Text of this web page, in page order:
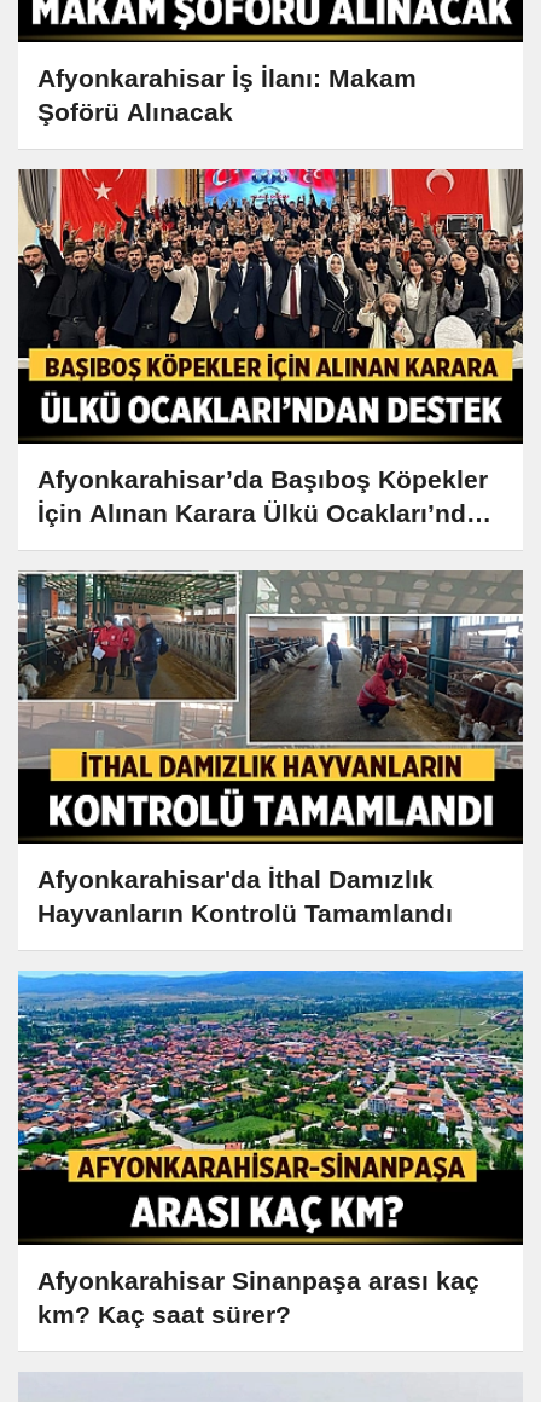
Afyonkarahisar İş İlanı: Makam
Şoförü Alınacak
Afyonkarahisar’da Başıboş Köpekler
İçin Alınan Karara Ülkü Ocakları’ndan
Destek
Afyonkarahisar'da İthal Damızlık
Hayvanların Kontrolü Tamamlandı
Afyonkarahisar Sinanpaşa arası kaç
km? Kaç saat sürer?